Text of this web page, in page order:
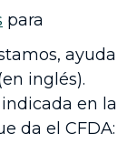
para
ayuda
inglés).
indicada en la
da el CFDA: